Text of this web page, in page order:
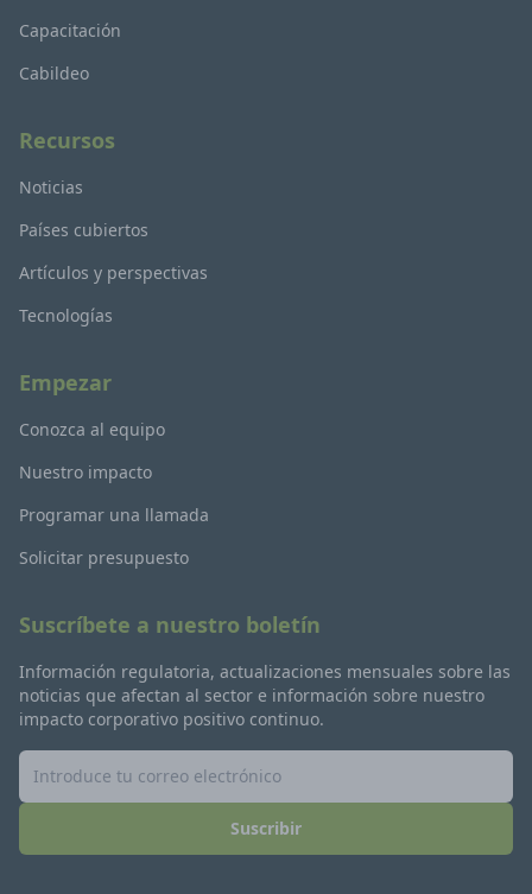
Capacitación
Cabildeo
Recursos
Noticias
Países cubiertos
Artículos y perspectivas
Tecnologías
Empezar
Conozca al equipo
Nuestro impacto
Programar una llamada
Solicitar presupuesto
Suscríbete a nuestro boletín
Información regulatoria, actualizaciones mensuales sobre las
noticias que afectan al sector e información sobre nuestro
impacto corporativo positivo continuo.
Suscribir